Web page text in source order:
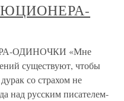
ОДИНОЧКИ «Мне
существуют, чтобы
со страхом не
над русским писателем-